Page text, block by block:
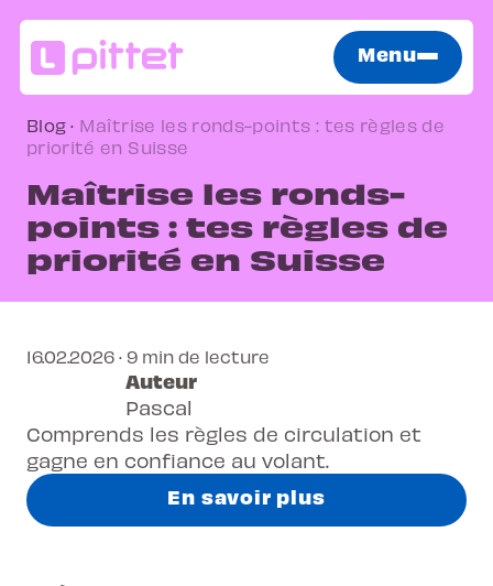
Menu
Blog · Maîtrise les ronds-points : tes règles de
priorité en Suisse
Maîtrise les ronds-
points : tes règles de
priorité en Suisse
Comprends les règles de circulation et
gagne en confiance au volant.
En savoir plus
16.02.2026 · 9 min de lecture
Auteur
Pascal